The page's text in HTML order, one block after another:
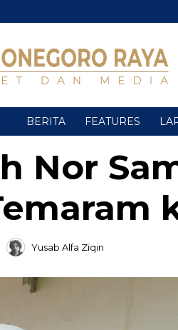
BERITA FEATURES
Nor
Yusab Alfa Ziqin